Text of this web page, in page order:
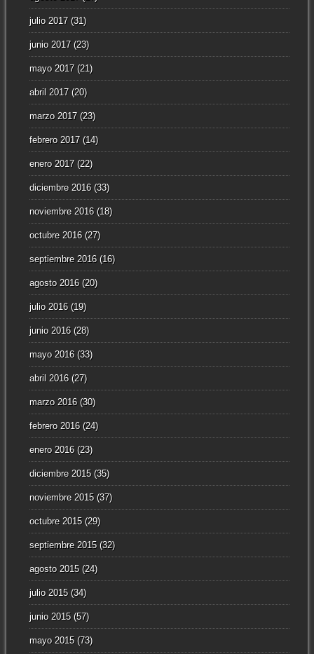
julio 2017(31)
junio 2017(23)
mayo 2017(21)
abril 2017(20)
marzo 2017(23)
febrero 2017(14)
enero 2017(22)
diciembre 2016(33)
noviembre 2016(18)
octubre 2016(27)
septiembre 2016(16)
agosto 2016(20)
julio 2016(19)
junio 2016(28)
mayo 2016(33)
abril 2016(27)
marzo 2016(30)
febrero 2016(24)
enero 2016(23)
diciembre 2015(35)
noviembre 2015(37)
octubre 2015(29)
septiembre 2015(32)
agosto 2015(24)
julio 2015(34)
junio 2015(57)
mayo 2015(73)